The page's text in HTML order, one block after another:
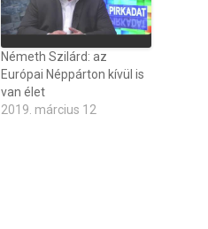
Németh Szilárd: az
Európai Néppárton kívül is
van élet
2019. március 12